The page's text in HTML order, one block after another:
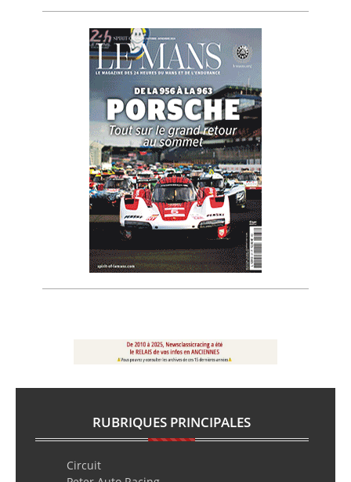
RUBRIQUES PRINCIPALES
Circuit